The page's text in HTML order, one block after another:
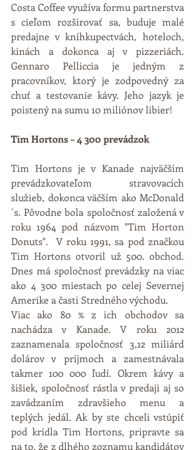
Costa Coffee využíva formu partnerstva
s cieľom rozširovať sa, buduje malé
predajne v kníhkupectvách, hoteloch,
kinách a dokonca aj v pizzeriách.
Gennaro Pelliccia je jedným z
pracovníkov, ktorý je zodpovedný za
chuť a testovanie kávy. Jeho jazyk je
poistený na sumu 10 miliónov libier!
Tim Hortons – 4 300 prevádzok
Tim Hortons je v Kanade najväčším
prevádzkovateľom stravovacích
služieb, dokonca väčším ako McDonald
´s. Pôvodne bola spoločnosť založená v
roku 1964 pod názvom "Tim Horton
Donuts".  V roku 1991, sa pod značkou
Tim Hortons otvoril už 500. obchod.
Dnes má spoločnosť prevádzky na viac
ako 4 300 miestach po celej Severnej
Amerike a časti Stredného východu.
Viac ako 80 % z ich obchodov sa
nachádza v Kanade. V roku 2012
zaznamenala spoločnosť 3,12 miliárd
dolárov v príjmoch a zamestnávala
takmer 100 000 ľudí. Okrem kávy a
šišiek, spoločnosť rástla v predaji aj so
zavádzaním zdravšieho menu a
teplých jedál. Ak by ste chceli vstúpiť
pod krídla Tim Hortons, pripravte sa
na to, že z dlhého zoznamu kandidátov